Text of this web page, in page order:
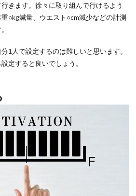
きます。徐々に取り組んで行けるよう
○kg減量、ウエスト○cm減少などの計測
1人で設定するのは難しいと思います。
定すると良いでしょう。